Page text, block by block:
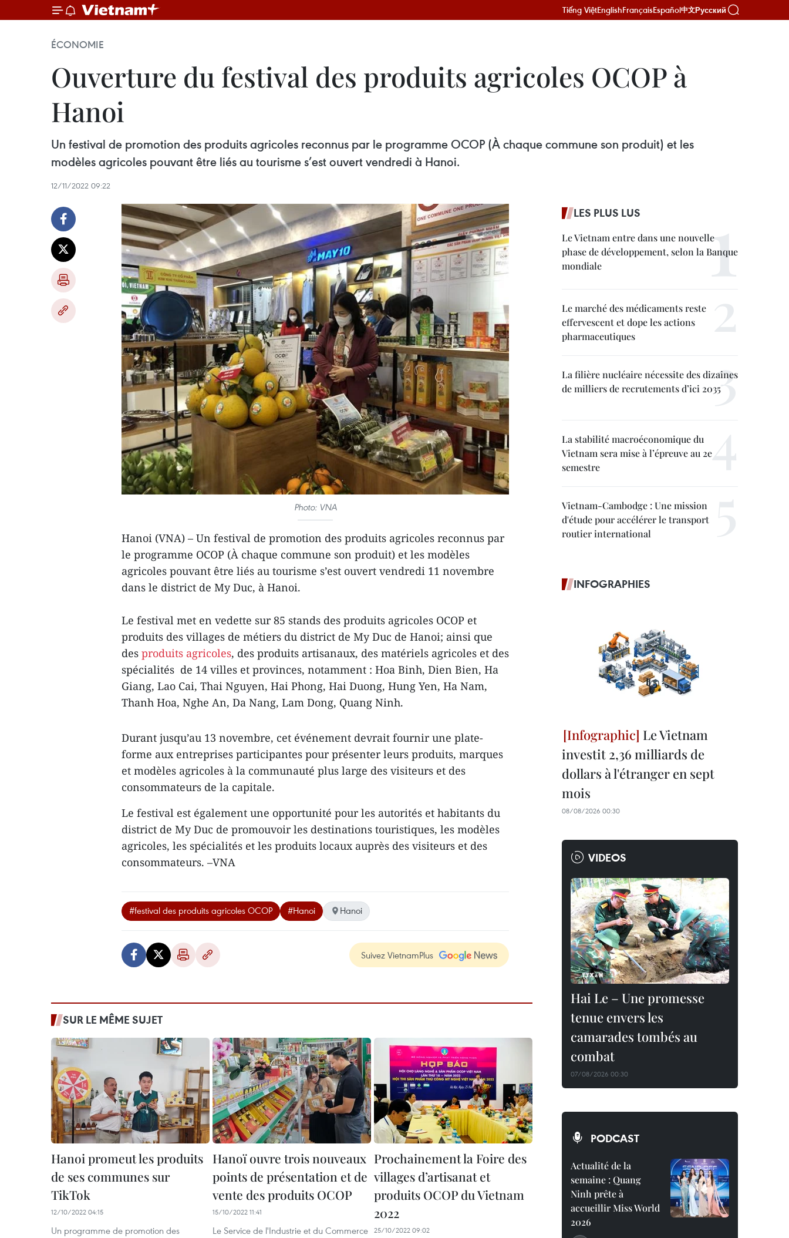
Tiếng ViệtEnglishFrançaisEspañol中文Русский
ÉCONOMIE
Ouverture du festival des produits agricoles OCOP à
Hanoi
Un festival de promotion des produits agricoles reconnus par le programme OCOP (À chaque commune son produit) et les
modèles agricoles pouvant être liés au tourisme s’est ouvert vendredi à Hanoi.
12/11/2022 09:22
Photo: VNA
Hanoi (VNA) – Un festival de promotion des produits agricoles reconnus par
le programme OCOP (À chaque commune son produit) et les modèles
agricoles pouvant être liés au tourisme s’est ouvert vendredi 11 novembre
dans le district de My Duc, à Hanoi.
Le festival met en vedette sur 85 stands des produits agricoles OCOP et
produits des villages de métiers du district de My Duc de Hanoi; ainsi que
des produits agricoles, des produits artisanaux, des matériels agricoles et des
spécialités de 14 villes et provinces, notamment : Hoa Binh, Dien Bien, Ha
Giang, Lao Cai, Thai Nguyen, Hai Phong, Hai Duong, Hung Yen, Ha Nam,
Thanh Hoa, Nghe An, Da Nang, Lam Dong, Quang Ninh.
Durant jusqu’au 13 novembre, cet événement devrait fournir une plate-
forme aux entreprises participantes pour présenter leurs produits, marques
et modèles agricoles à la communauté plus large des visiteurs et des
consommateurs de la capitale.
Le festival est également une opportunité pour les autorités et habitants du
district de My Duc de promouvoir les destinations touristiques, les modèles
agricoles, les spécialités et les produits locaux auprès des visiteurs et des
consommateurs. –VNA
#festival des produits agricoles OCOP #Hanoi Hanoi
Suivez VietnamPlus
SUR LE MÊME SUJET
Hanoi promeut les produits
de ses communes sur
TikTok
12/10/2022 04:15
Un programme de promotion des
Hanoï ouvre trois nouveaux
points de présentation et de
vente des produits OCOP
15/10/2022 11:41
Le Service de l'Industrie et du Commerce
Prochainement la Foire des
villages d’artisanat et
produits OCOP du Vietnam
2022
25/10/2022 09:02
LES PLUS LUS
Le Vietnam entre dans une nouvelle
phase de développement, selon la Banque
mondiale
Le marché des médicaments reste
effervescent et dope les actions
pharmaceutiques
La filière nucléaire nécessite des dizaines
de milliers de recrutements d’ici 2035
La stabilité macroéconomique du
Vietnam sera mise à l’épreuve au 2e
semestre
Vietnam-Cambodge : Une mission
d'étude pour accélérer le transport
routier international
INFOGRAPHIES
Le Vietnam
investit 2,36 milliards de
dollars à l'étranger en sept
mois
08/08/2026 00:30
VIDEOS
Hai Le – Une promesse
tenue envers les
camarades tombés au
combat
07/08/2026 00:30
PODCAST
Actualité de la
semaine : Quang
Ninh prête à
accueillir Miss World
2026